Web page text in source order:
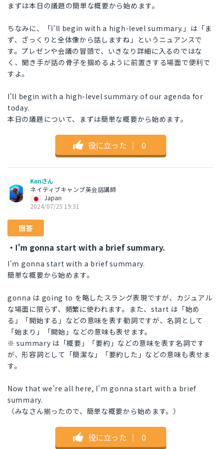
まずは本日の議題の簡単な概要から始めます。
ちなみに、「I'll begin with a high-level summary.」は「ま
ず、ざっくりと全体像から話しますね」というニュアンスで
す。プレゼンや会議の冒頭で、いきなり詳細に入るのではな
く、聞き手が話の骨子を掴めるように前置きする場面で便利で
すよ。
I'll begin with a high-level summary of our agenda for
today.
本日の議題について、まずは簡単な概要から始めます。
役に立った ｜ 0
Kenさん
ネイティブキャンプ英会話講師
Japan
2024/07/25 19:31
回答
・I'm gonna start with a brief summary.
I'm gonna start with a brief summary.
簡単な概要から始めます。
gonna は going to を略したスラング表現ですが、カジュアル
な場面に限らず、頻繁に使われます。また、start は「始め
る」「開始する」などの意味を表す動詞ですが、名詞として
「始まり」「開始」などの意味も表せます。
※ summary は「概要」「要約」などの意味を表す名詞です
が、形容詞として「簡潔な」「要約した」などの意味も表せま
す。
Now that we're all here, I'm gonna start with a brief
summary.
（みなさん揃ったので、簡単な概要から始めます。）
役に立った ｜ 0